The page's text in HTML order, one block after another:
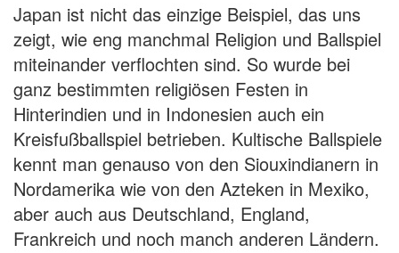
Japan ist nicht das einzige Beispiel, das uns
zeigt, wie eng manchmal Religion und Ballspiel
miteinander verflochten sind. So wurde bei
ganz bestimmten religiösen Festen in
Hinterindien und in Indonesien auch ein
Kreisfußballspiel betrieben. Kultische Ballspiele
kennt man genauso von den Siouxindianern in
Nordamerika wie von den Azteken in Mexiko,
aber auch aus Deutschland, England,
Frankreich und noch manch anderen Ländern.